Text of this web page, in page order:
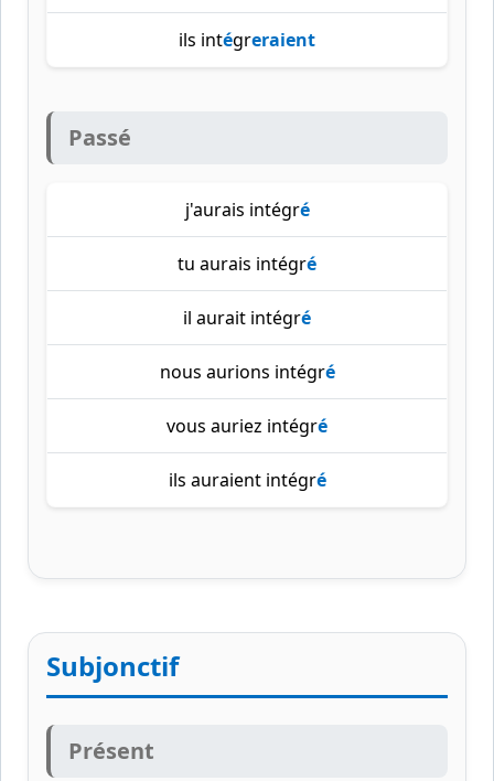
ils intégreraient
Passé
j'aurais intégré
tu aurais intégré
il aurait intégré
nous aurions intégré
vous auriez intégré
ils auraient intégré
Subjonctif
Présent